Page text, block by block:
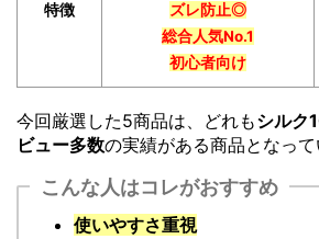
特徴
ズレ防止◎
総合人気No.1
初心者向け
今回厳選した5商品は、どれもシルク
ビュー多数の実績がある商品となって
こんな人はコレがおすすめ
使いやすさ重視